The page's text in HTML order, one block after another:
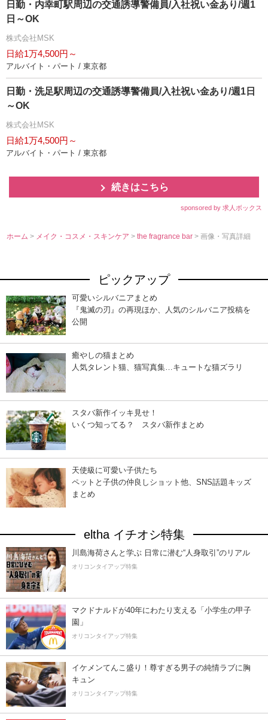
日勤・内幸町駅周辺の交通誘導警備員/入社祝い金あり/週1
日～OK
株式会社MSK
日給1万4,500円～
アルバイト・パート / 東京都
日勤・洗足駅周辺の交通誘導警備員/入社祝い金あり/週1日
～OK
株式会社MSK
日給1万4,500円～
アルバイト・パート / 東京都
続きはこちら
sponsored by 求人ボックス
ホーム > メイク・コスメ・スキンケア>the fragrance bar> 画像・写真詳細
ピックアップ
可愛いシルバニアまとめ
『鬼滅の刃』の再現ほか、人気のシルバニア投稿を
公開
癒やしの猫まとめ
人気タレント猫、猫写真集…キュートな猫ズラリ
スタバ新作イッキ見せ！
いくつ知ってる？ スタバ新作まとめ
天使級に可愛い子供たち
ペットと子供の仲良しショット他、SNS話題キッズ
まとめ
eltha イチオシ特集
川島海荷さんと学ぶ 日常に潜む“人身取引”のリアル
オリコンタイアップ特集
マクドナルドが40年にわたり支える「小学生の甲子
園」
オリコンタイアップ特集
イケメンてんこ盛り！尊すぎる男子の純情ラブに胸
キュン
オリコンタイアップ特集